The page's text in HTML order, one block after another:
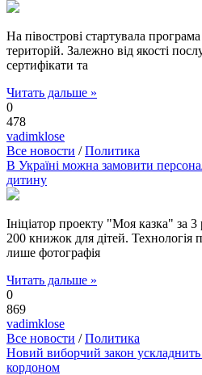
На півострові стартувала
територій. Залежно від якості
сертифікати та
Читать дальше »
0
478
vadimklose
Все новости /Политика
В Україні можна замовити
дитину
Ініціатор проекту "Моя казка" за
200 книжок для дітей. Технологія
лише фотографія
Читать дальше »
0
869
vadimklose
Все новости /Политика
Новий виборчий закон ускладнить
кордоном